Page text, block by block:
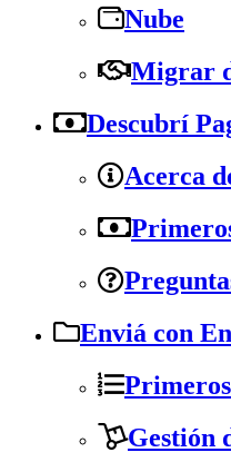
Nube
Migrar
Descubrí
Acerca
Enviá con
Gestión